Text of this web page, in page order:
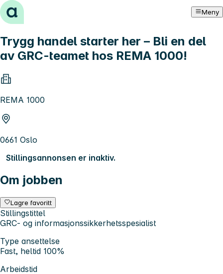
Hopp til innhold Meny
Trygg handel starter her – Bli en del
av GRC-teamet hos REMA 1000!
REMA 1000
0661 Oslo
Stillingsannonsen er inaktiv.
Om jobben
Lagre favoritt
Stillingstittel
GRC- og informasjonssikkerhetsspesialist
Type ansettelse
Fast, heltid 100%
Arbeidstid